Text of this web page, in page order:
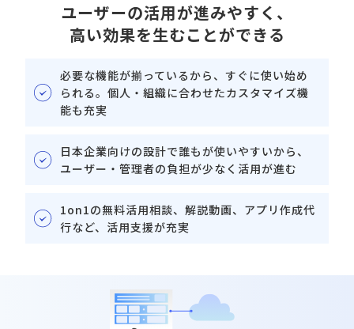
ユーザーの活用が進みやすく、
高い効果を生むことができる
必要な機能が揃っているから、すぐに使い始め
られる。個人・組織に合わせたカスタマイズ機
能も充実
⽇本企業向けの設計で誰もが使いやすいから、
ユーザー・管理者の負担が少なく活⽤が進む
1on1の無料活⽤相談、解説動画、アプリ作成代
⾏など、活⽤⽀援が充実